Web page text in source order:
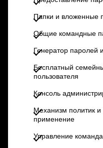
Папки и вложенные
Общие командные
Генератор паролей
Бесплатный
пользователя
Консоль
Механизм политик
применение
Управление